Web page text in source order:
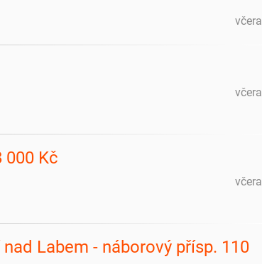
včera
včera
000 Kč
včera
Labem - náborový přísp. 110